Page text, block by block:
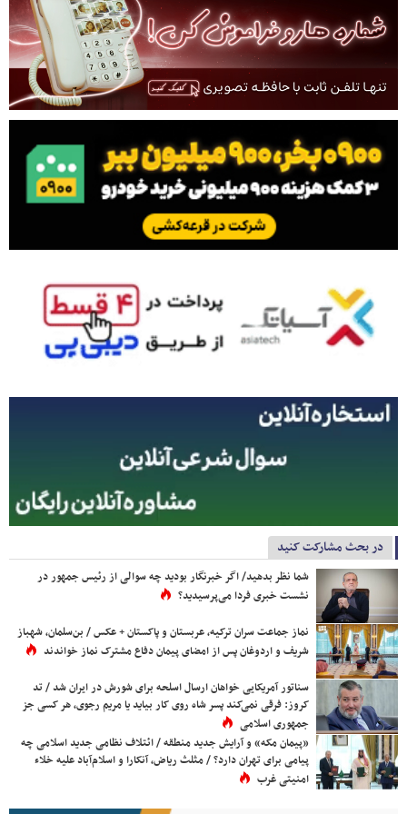
در بحث مشارکت کنید
شما نظر بدهید/ اگر خبرنگار بودید چه سوالی از رئیس جمهور در
نشست خبری فردا می‌پرسیدید؟
نماز جماعت سران ترکیه، عربستان و پاکستان + عکس / بن‌سلمان، شهباز
شریف و اردوغان پس از امضای پیمان دفاع مشترک نماز خواندند
سناتور آمریکایی خواهان ارسال اسلحه برای شورش در ایران شد / تد
کروز: فرقی نمی‌کند پسر شاه روی کار بیاید یا مریم رجوی، هر کسی جز
جمهوری اسلامی
«پیمان مکه» و آرایش جدید منطقه / ائتلاف نظامی جدید اسلامی چه
پیامی برای تهران دارد؟ / مثلث ریاض، آنکارا و اسلام‌آباد علیه خلاء
امنیتی غرب